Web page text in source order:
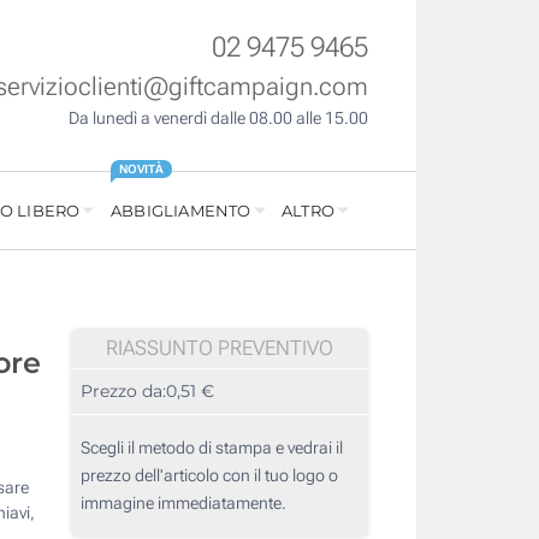
02 9475 9465
Da lunedì a venerdì dalle 08.00 alle 15.00
LIBERO ABBIGLIAMENTO
NOVITÀ
ALTRO
RIASSUNTO PREVENTIVO
Prezzo da:0,51 €
Scegli il metodo di stampa e vedrai il
prezzo dell'articolo con il tuo logo o
immagine immediatamente.